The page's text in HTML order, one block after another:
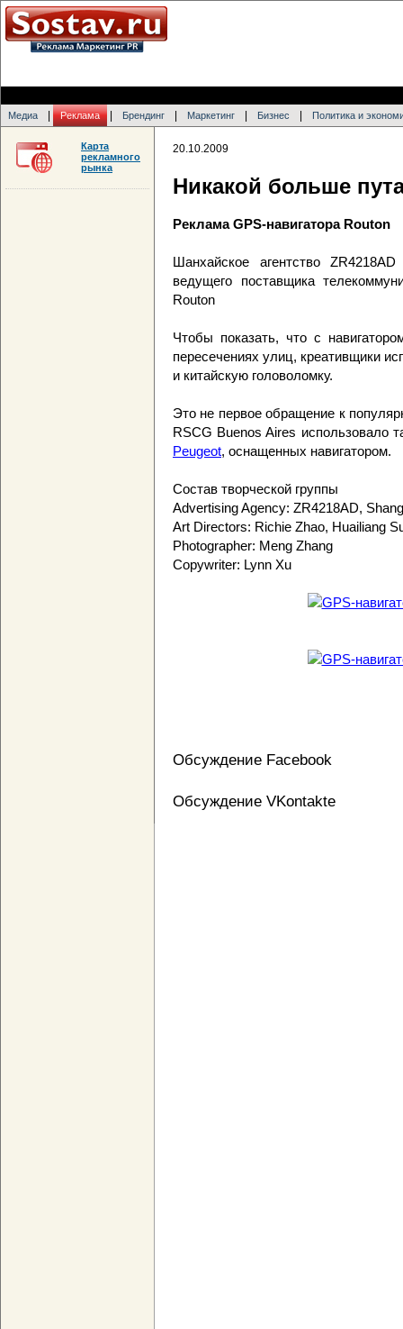
Медиа Реклама Брендинг Маркетинг Бизнес Политика и
20.10.2009
Никакой больше
Реклама GPS-навигатора Routon
Шанхайское агентство
ведущего поставщика
Routon
Чтобы показать, что с
пересечениях улиц, креативщики
и китайскую головоломку.
Это не первое обращение к
RSCG Buenos Aires использовало
Peugeot, оснащенных навигатором.
Состав творческой группы
Advertising Agency: ZR4218AD,
Art Directors: Richie Zhao, Huailiang
Photographer: Meng Zhang
Copywriter: Lynn Xu
Обсуждение Facebook
Обсуждение VKontakte
Карта
рекламного
рынка